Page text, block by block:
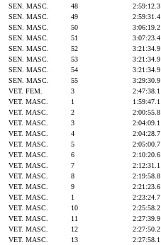
SEN. MASC. 48 2:59:12.3
SEN. MASC. 49 2:59:31.4
SEN. MASC. 50 3:06:19.2
SEN. MASC. 51 3:07:23.4
SEN. MASC. 52 3:21:34.9
SEN. MASC. 53 3:21:34.9
SEN. MASC. 54 3:21:34.9
SEN. MASC. 55 3:29:30.9
VET. FEM. 3 2:47:38.1
VET. MASC. 1 1:59:47.1
VET. MASC. 2 2:00:55.8
VET. MASC. 3 2:04:09.1
VET. MASC. 4 2:04:28.7
VET. MASC. 5 2:05:00.7
VET. MASC. 6 2:10:20.6
VET. MASC. 7 2:12:31.1
VET. MASC. 8 2:19:58.8
VET. MASC. 9 2:21:23.6
VET. MASC. 1 2:23:24.7
VET. MASC. 10 2:25:58.2
VET. MASC. 11 2:27:39.9
VET. MASC. 12 2:27:50.2
VET. MASC. 13 2:27:58.1